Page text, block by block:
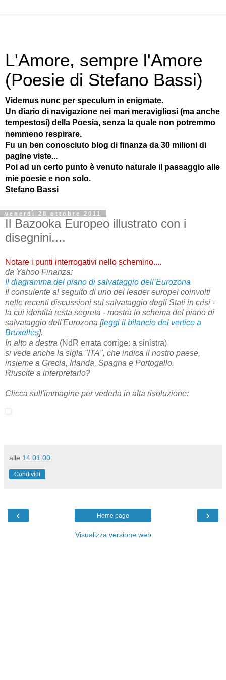
L'Amore, sempre l'Amore
(Poesie di Stefano Bassi)
Videmus nunc per speculum in enigmate.
Un diario di navigazione nei mari meravigliosi (ma anche
tempestosi) della Poesia, senza la quale non potremmo
nemmeno respirare.
Fu un ben conosciuto blog di finanza da 30 milioni di
pagine viste...
Poi ad un certo punto è venuto naturale il passaggio alle
mie poesie e non solo.
Stefano Bassi
venerdì 28 ottobre 2011
Il Bazooka Europeo illustrato con i
disegnini....
Notare i punti interrogativi nello schemino....
da Yahoo Finanza:
Il diagramma del piano di salvataggio dell’Eurozona
Il consulente al seguito di uno dei leader europei coinvolti
nelle recenti discussioni sul salvataggio degli Stati in crisi -
la cui identità resta segreta - mostra lo schema del piano di
salvataggio dell'Eurozona [leggi il bilancio del vertice a
Bruxelles].
In alto a destra (NdR errata corrige: a sinistra)
si vede anche la sigla "ITA", che indica il nostro paese,
insieme a Grecia, Irlanda, Spagna e Portogallo.
Riuscite a interpretarlo?
Clicca sull'immagine per vederla in alta risoluzione:
alle 14:01:00
Condividi
‹ ›
Home page
Visualizza versione web